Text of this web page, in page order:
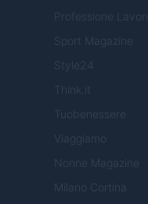
Professione Lavoro
Sport Magazine
Style24
Think.it
Tuobenessere
Viaggiamo
Nonne Magazine
Milano Cortina